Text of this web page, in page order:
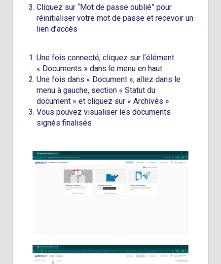
Cliquez sur “Mot de passe oublié” pour
réinitialiser votre mot de passe et recevoir un
lien d’accès
Une fois connecté, cliquez sur l’élément
« Documents » dans le menu en haut
Une fois dans « Document », allez dans le
menu à gauche, section « Statut du
document » et cliquez sur « Archivés »
Vous pouvez visualiser les documents
signés finalisés